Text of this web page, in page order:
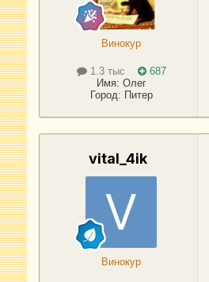
Винокур
1.3 тыс
687
Имя: Олег
Город: Питер
vital_4ik
Винокур